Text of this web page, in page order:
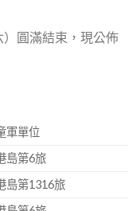
圓滿結束，現公佈
軍單位
島第6旅
島第1316旅